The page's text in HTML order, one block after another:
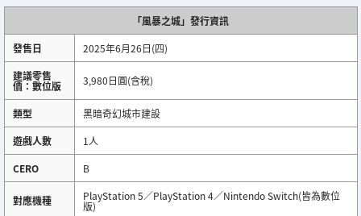
「風暴之城」發行資訊
發售日
2025年6月26日(四)
建議零售
價：數位版 3,980日圓(含稅)
類型
黑暗奇幻城市建設
遊戲人數
1人
CERO
B
對應機種 PlayStation 5／PlayStation 4／Nintendo Switch(皆為數位
版)